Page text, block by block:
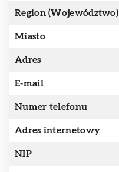
Region (Województwo)
Miasto
Adres
E-mail
Numer telefonu
Adres internetowy
NIP